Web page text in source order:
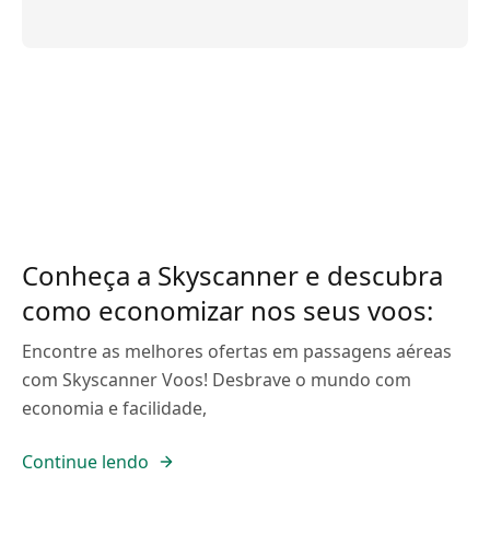
Conheça a Skyscanner e descubra
como economizar nos seus voos:
Encontre as melhores ofertas em passagens aéreas
com Skyscanner Voos! Desbrave o mundo com
economia e facilidade,
Continue lendo